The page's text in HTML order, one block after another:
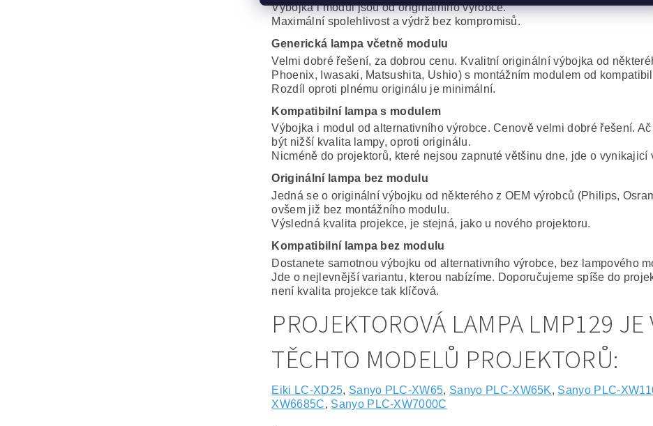
Výbojka i modul jsou od originálního výrobce.
Maximální spolehlivost a výdrž bez kompromisů.
Generická lampa včetně modulu
Velmi dobré řešení, za dobrou cenu. Kvalitní originální výbojka od
Phoenix, Iwasaki, Matsushita, Ushio) s montážním modulem od
Rozdíl oproti plnému originálu je minimální.
Kompatibilní lampa s modulem
Výbojka i modul od alternativního výrobce. Cenově velmi dobré řešení.
být nižší kvalita lampy, oproti originálu.
Nicméně do projektorů, které nejsou zapnuté většinu dne, jde o vynikajicí
Originální lampa bez modulu
Jedná se o originální výbojku od některého z OEM výrobců (Philips,
ovšem již bez montážního modulu.
Výsledná kvalita projekce, je stejná, jako u nového projektoru.
Kompatibilní lampa bez modulu
Dostanete samotnou výbojku od alternativního výrobce, bez lampového
Jde o nejlevnější variantu, kterou nabízíme. Doporučujeme spíše do
není kvalita projekce tak klíčová.
PROJEKTOROVÁ LAMPA LMP129
TĚCHTO MODELŮ PROJEKTORŮ:
Eiki LC-XD25, Sanyo PLC-XW65, Sanyo PLC-XW65K, Sanyo PLC-
XW6685C, Sanyo PLC-XW7000C